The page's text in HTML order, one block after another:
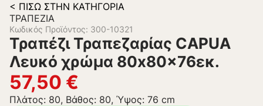
< ΠΊΣΩ ΣΤΗΝ ΚΑΤΗΓΟΡΊΑ
ΤΡΑΠΈΖΙΑ
Κωδικός Προϊόντος: 300-10321
Τραπέζι Τραπεζαρίας CAPUA
Λευκό χρώμα 80x80x76εκ.
57,50 €
Πλάτος: 80, Βάθος: 80, Ύψος: 76 cm